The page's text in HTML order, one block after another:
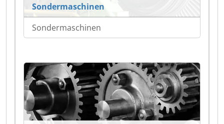
Sondermaschinen
Sondermaschinen